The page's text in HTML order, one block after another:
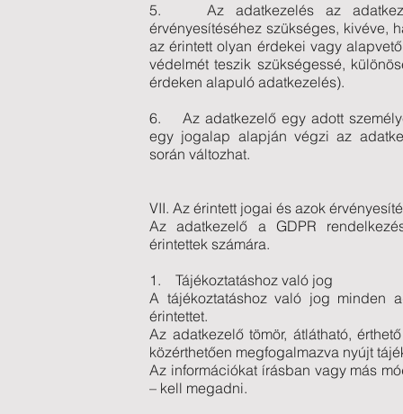
5. Az adatkezelés az
érvényesítéséhez szükséges, kivéve,
az érintett olyan érdekei vagy
védelmét teszik szükségessé,
érdeken alapuló adatkezelés).
6. Az adatkezelő egy adott
egy jogalap alapján végzi az
során változhat.
VII. Az érintett jogai és azok
Az adatkezelő a GDPR
érintettek számára.
1. Tájékoztatáshoz való jog
A tájékoztatáshoz való jog minden
érintettet.
Az adatkezelő tömör, átlátható,
közérthetően megfogalmazva nyújt
Az információkat írásban vagy más
– kell megadni.